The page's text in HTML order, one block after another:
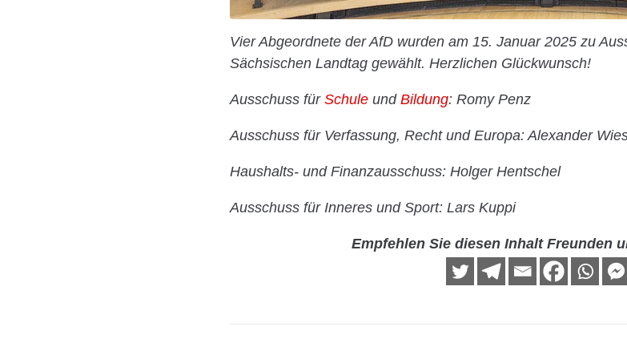
Vier Abgeordnete der AfD wurden am 15. Januar 2025 zu
Sächsischen Landtag gewählt. Herzlichen Glückwunsch!
Ausschuss für Schule und Bildung: Romy Penz
Ausschuss für Verfassung, Recht und Europa: Alexander
Haushalts- und Finanzausschuss: Holger Hentschel
Ausschuss für Inneres und Sport: Lars Kuppi
Empfehlen Sie diesen Inhalt Freunden